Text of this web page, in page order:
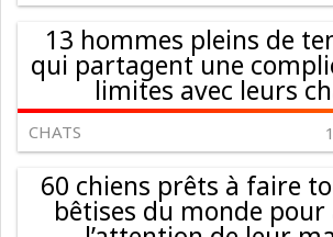
13 hommes pleins de
qui partagent une
limites avec leurs
CHATS
60 chiens prêts à faire
bêtises du monde